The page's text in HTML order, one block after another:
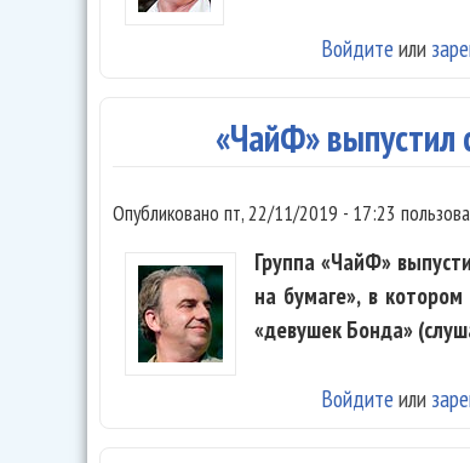
Войдите или
«ЧайФ» выпустил
Опубликовано пт, 22/11/2019 - 17:23
Группа «ЧайФ»
на бумаге», в
«девушек Бонда»
Войдите или